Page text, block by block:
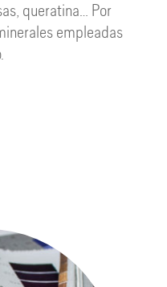
queratina… Por
empleadas